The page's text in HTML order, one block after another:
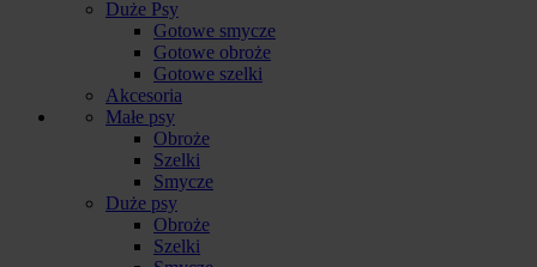
Duże Psy
Gotowe smycze
Gotowe obroże
Gotowe szelki
Akcesoria
Małe psy
Obroże
Szelki
Smycze
Duże psy
Obroże
Szelki